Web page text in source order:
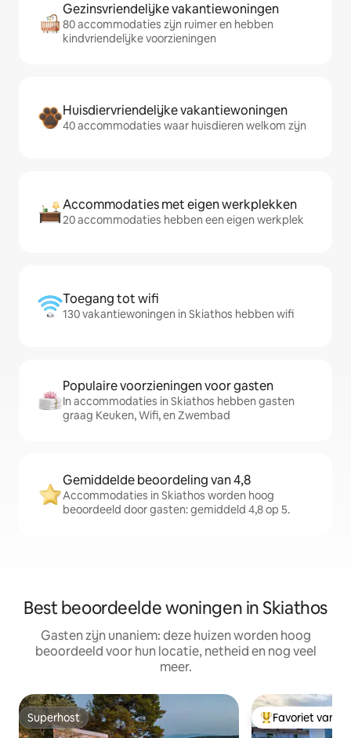
Gezinsvriendelijke vakantiewoningen
80 accommodaties zijn ruimer en hebben
kindvriendelijke voorzieningen
Huisdiervriendelijke vakantiewoningen
40 accommodaties waar huisdieren welkom zijn
Accommodaties met eigen werkplekken
20 accommodaties hebben een eigen werkplek
Toegang tot wifi
130 vakantiewoningen in Skiathos hebben wifi
Populaire voorzieningen voor gasten
In accommodaties in Skiathos hebben gasten
graag Keuken, Wifi, en Zwembad
Gemiddelde beoordeling van 4,8
Accommodaties in Skiathos worden hoog
beoordeeld door gasten: gemiddeld 4,8 op 5.
Best beoordeelde woningen in Skiathos
Gasten zijn unaniem: deze huizen worden hoog
beoordeeld voor hun locatie, netheid en nog veel
meer.
Superhost
Superhost Topfavoriet van
Favoriet van